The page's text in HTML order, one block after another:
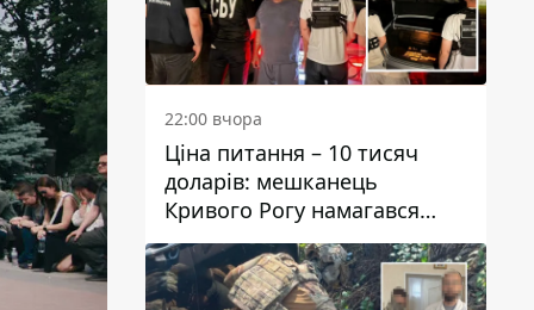
22:00 вчора
Ціна питання – 10 тисяч
доларів: мешканець
Кривого Рогу намагався
переправити чоловіка до
Словаччини